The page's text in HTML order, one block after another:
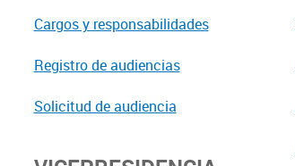
Cargos y responsabilidades
Registro de audiencias
Solicitud de audiencia